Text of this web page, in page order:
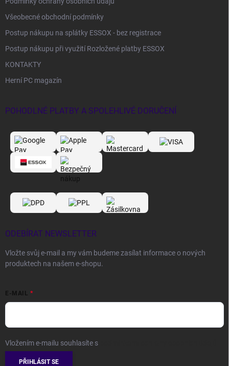
Všeobecné obchodní podmínky
Postup nákupu na splátky ESSOX - bez registrace
Postup nákupu při využití Rozložené platby ESSOX
KONTAKTY
Herní PC magazín
POHODLNÉ PLATBY A SPOLEHLIVÉ DORUČENÍ
ODEBÍRAT NEWSLETTER
Vložte svůj e-mail a my vám budeme zasílat informace o nových
produktech na našem e-shopu.
E-MAIL
Vložením e-mailu souhlasíte s
PŘIHLÁSIT SE